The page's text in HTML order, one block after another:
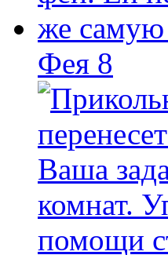
Фея 8